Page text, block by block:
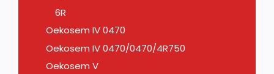
6R
Oekosem IV 0470
Oekosem IV 0470/0470/4R750
Oekosem V